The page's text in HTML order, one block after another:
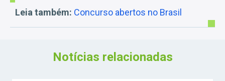
Leia também: Concurso abertos no Brasil
Notícias relacionadas